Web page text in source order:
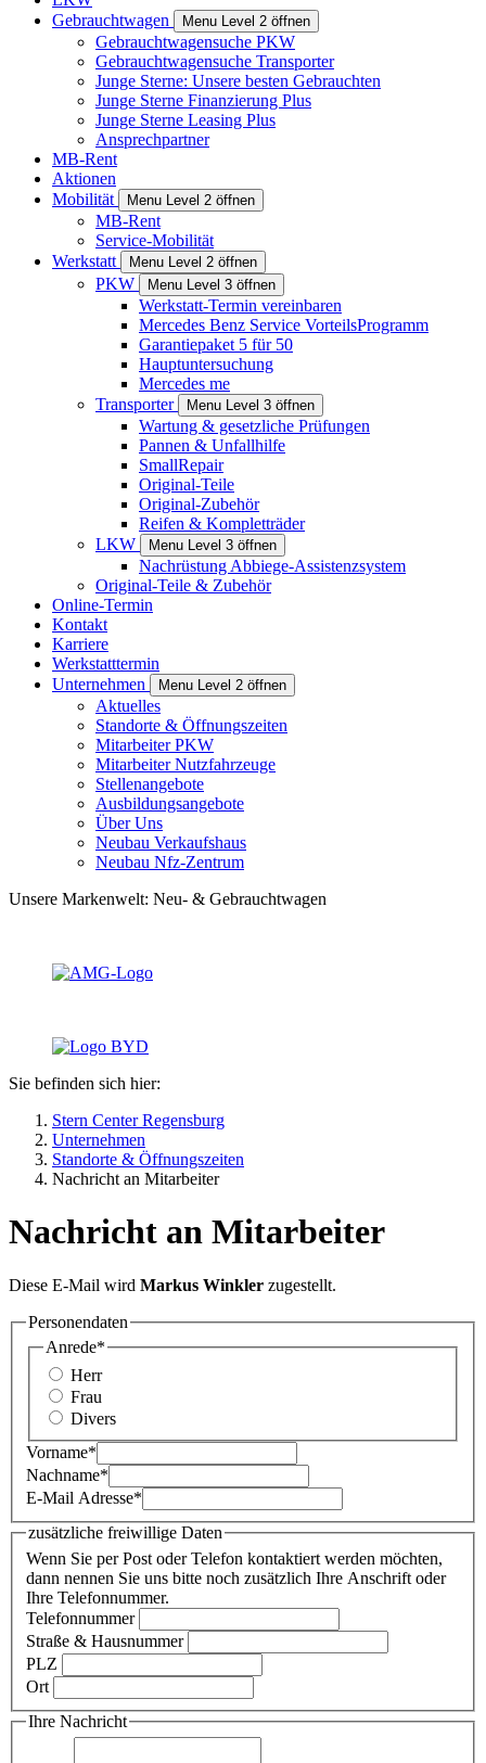
Gebrauchtwagen
Menu Level 2 öffnen
Gebrauchtwagensuche PKW
Gebrauchtwagensuche Transporter
Junge Sterne: Unsere besten Gebrauchten
Junge Sterne Finanzierung Plus
Junge Sterne Leasing Plus
Ansprechpartner
MB-Rent
Aktionen
Mobilität
Menu Level 2 öffnen
MB-Rent
Service-Mobilität
Werkstatt
Menu Level 2 öffnen
PKW Menu Level 3 öffnen
Werkstatt-Termin vereinbaren
Mercedes Benz Service VorteilsProgramm
Garantiepaket 5 für 50
Hauptuntersuchung
Mercedes me
Transporter
Menu Level 3 öffnen
Wartung & gesetzliche Prüfungen
Pannen & Unfallhilfe
SmallRepair
Original-Teile
Original-Zubehör
Reifen & Kompletträder
LKW
Menu Level 3 öffnen
Nachrüstung Abbiege-Assistenzsystem
Original-Teile & Zubehör
Online-Termin
Kontakt
Karriere
Werkstatttermin
Unternehmen
Menu Level 2 öffnen
Aktuelles
Standorte & Öffnungszeiten
Mitarbeiter PKW
Mitarbeiter Nutzfahrzeuge
Stellenangebote
Ausbildungsangebote
Über Uns
Neubau Verkaufshaus
Neubau Nfz-Zentrum
Unsere Markenwelt: Neu- & Gebrauchtwagen
Sie befinden sich hier:
Stern Center Regensburg
Unternehmen
Standorte & Öffnungszeiten
Nachricht an Mitarbeiter
Nachricht an Mitarbeiter
Diese E-Mail wird Markus Winkler zugestellt.
Personendaten
Anrede*
Herr
Frau
Divers
Vorname*
Nachname*
E-Mail Adresse*
zusätzliche freiwillige Daten
Wenn Sie per Post oder Telefon kontaktiert werden möchten,
dann nennen Sie uns bitte noch zusätzlich Ihre Anschrift oder
Ihre Telefonnummer.
Telefonnummer
Straße & Hausnummer
PLZ
Ort
Ihre Nachricht